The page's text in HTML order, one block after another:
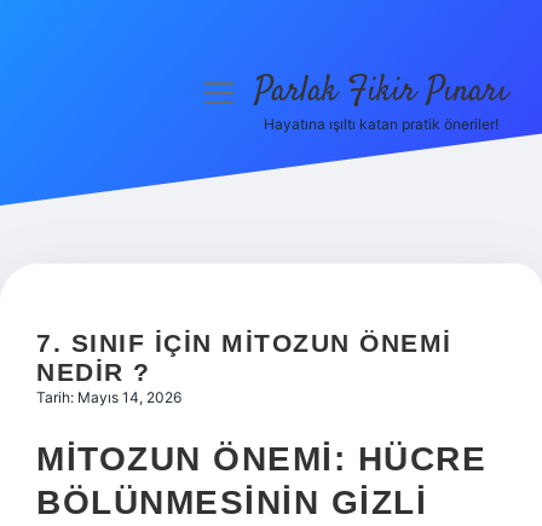
Hakkımızda
menüyüParlak Fikir Pınarı
Hayatına ışıltı katan pratik öneriler!
7. SINIF IÇIN MITOZUN ÖNEMI
NEDIR ?
Tarih: Mayıs 14, 2026
MITOZUN ÖNEMI: HÜCRE
BÖLÜNMESININ GIZLI